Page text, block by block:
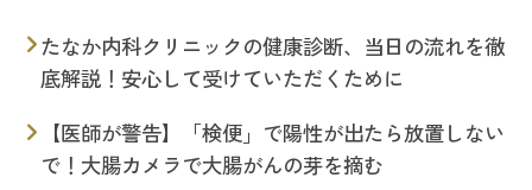
たなか内科クリニックの健康診断、当日の流れを徹
底解説！安心して受けていただくために
【医師が警告】「検便」で陽性が出たら放置しない
で！大腸カメラで大腸がんの芽を摘む